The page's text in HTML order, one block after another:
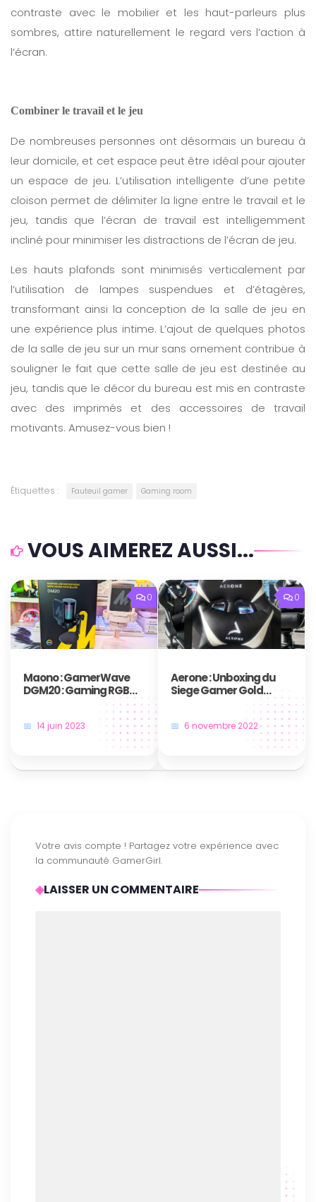
contraste avec le mobilier et les haut-parleurs plus
sombres, attire naturellement le regard vers l’action à
l’écran.
Combiner le travail et le jeu
De nombreuses personnes ont désormais un bureau à
leur domicile, et cet espace peut être idéal pour ajouter
un espace de jeu. L’utilisation intelligente d’une petite
cloison permet de délimiter la ligne entre le travail et le
jeu, tandis que l’écran de travail est intelligemment
incliné pour minimiser les distractions de l’écran de jeu.
Les hauts plafonds sont minimisés verticalement par
l’utilisation de lampes suspendues et d’étagères,
transformant ainsi la conception de la salle de jeu en
une expérience plus intime. L’ajout de quelques photos
de la salle de jeu sur un mur sans ornement contribue à
souligner le fait que cette salle de jeu est destinée au
jeu, tandis que le décor du bureau est mis en contraste
avec des imprimés et des accessoires de travail
motivants. Amusez-vous bien !
Étiquettes : Fauteuil gamer Gaming room
VOUS AIMEREZ AUSSI...
0
Maono : GamerWave
DGM20 : Gaming RGB
14 juin 2023
0
Aerone : Unboxing du
Siege Gamer Gold
6 novembre 2022
LAISSER UN COMMENTAIRE